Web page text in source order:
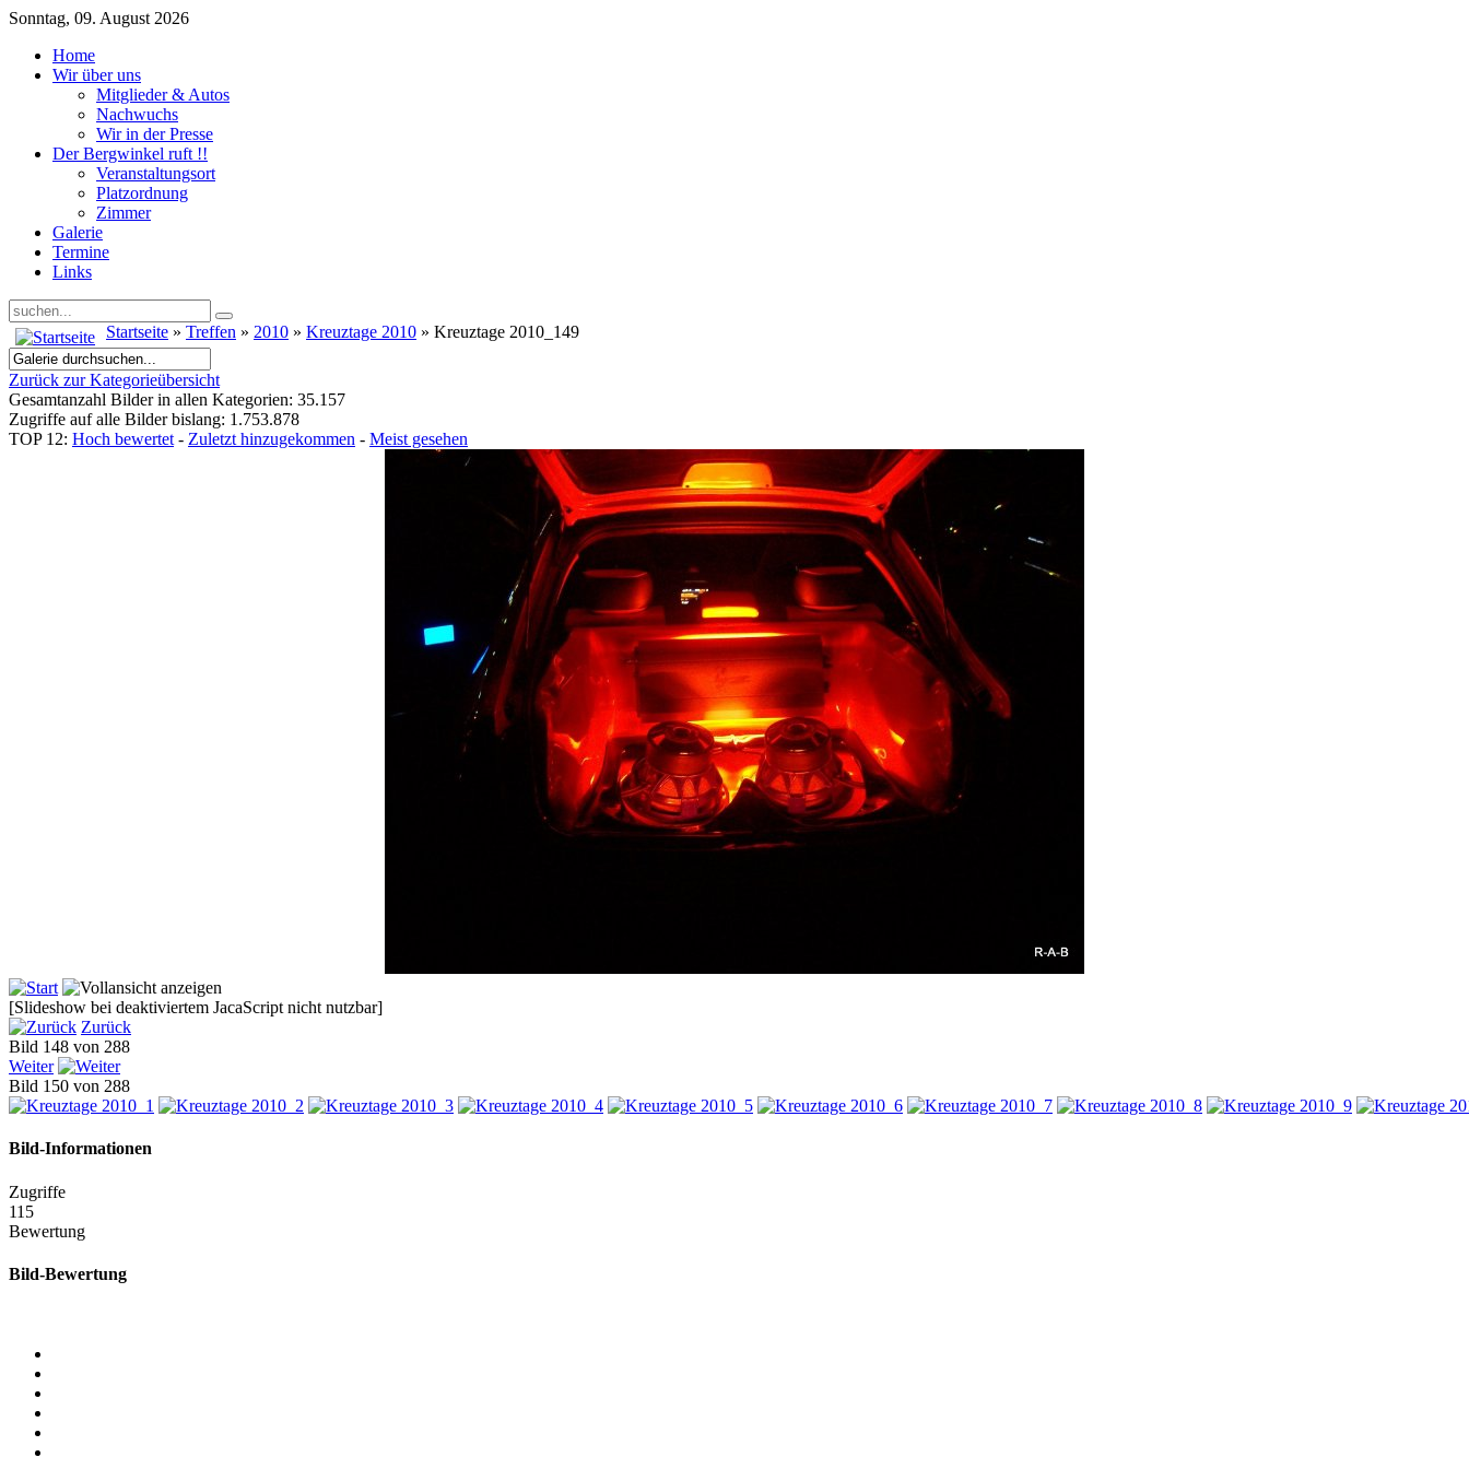
Sonntag, 09. August 2026
Home
Wir über uns
Mitglieder & Autos
Nachwuchs
Wir in der Presse
Der Bergwinkel ruft !!
Veranstaltungsort
Platzordnung
Zimmer
Galerie
Termine
Links
Startseite » Treffen » 2010 » Kreuztage 2010 » Kreuztage 2010_149
Zurück zur Kategorieübersicht
Gesamtanzahl Bilder in allen Kategorien: 35.157
Zugriffe auf alle Bilder bislang: 1.753.878
TOP 12: Hoch bewertet - Zuletzt hinzugekommen - Meist gesehen
[Slideshow bei deaktiviertem JacaScript nicht nutzbar]
Zurück
Bild 148 von 288
Weiter
Bild 150 von 288
Bild-Informationen
Zugriffe
115
Bewertung
Bild-Bewertung